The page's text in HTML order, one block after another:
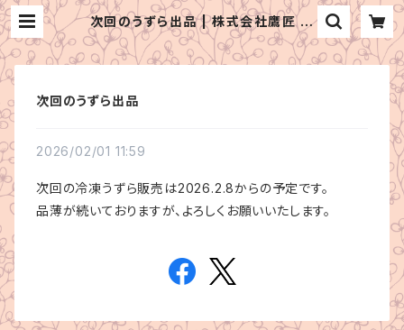
次回のうずら出品 | 株式会社鷹匠 通
販サイト
次回のうずら出品
2026/02/01 11:59
次回の冷凍うずら販売は2026.2.8からの予定です。
品薄が続いておりますが、よろしくお願いいたします。